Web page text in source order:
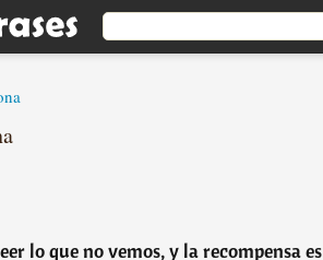
lo que no vemos, y la recompensa es